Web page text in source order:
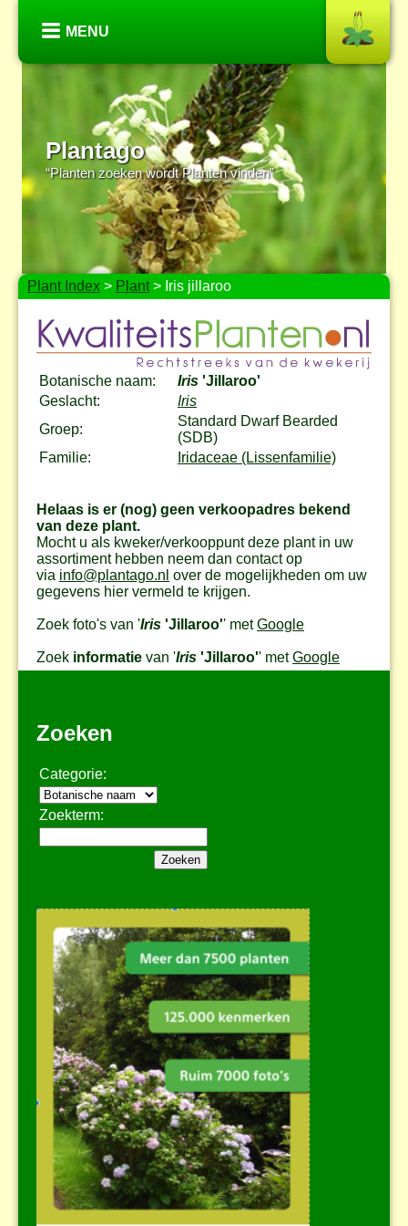
MENU
Plantago
“Planten zoeken wordt Planten vinden”
Plant Index > Plant> Iris jillaroo
Botanische naam: Iris 'Jillaroo'
Geslacht:
Iris
Groep:
Standard Dwarf Bearded
(SDB)
Familie:
Iridaceae (Lissenfamilie)
Helaas is er (nog) geen verkoopadres bekend
van deze plant.
Mocht u als kweker/verkooppunt deze plant in uw
assortiment hebben neem dan contact op
via info@plantago.nl over de mogelijkheden om uw
gegevens hier vermeld te krijgen.
Zoek foto's van 'Iris 'Jillaroo'' metGoogle
Zoek informatie van 'Iris 'Jillaroo'' metGoogle
Zoeken
Categorie:
Zoekterm: